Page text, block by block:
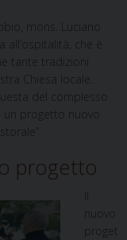
mons. Luciano
che è
tante tradizioni
Chiesa locale.
del complesso
progetto nuovo
progetto
nuovo
proget